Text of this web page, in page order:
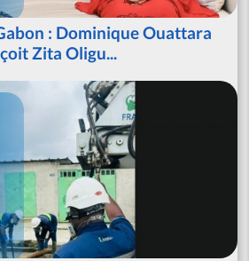
: Dominique Ouattara
Zita Oligu...